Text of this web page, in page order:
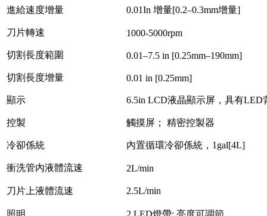
進給速度增量 0.01In 增量[0.2–0.3mm增量]
刀片轉速 1000-5000rpm
切割長度範圍 0.01–7.5 in [0.25mm–190mm]
切割長度增量 0.01 in [0.25mm]
顯示 6.5in LCD液晶顯示屏，具有LED
控製 觸摸屏； 精密控製器
冷卻係統 內置循環冷卻係統，1gal[4L]
衝洗管內液體流速 2L/min
刀片上液體流速 2.5L/min